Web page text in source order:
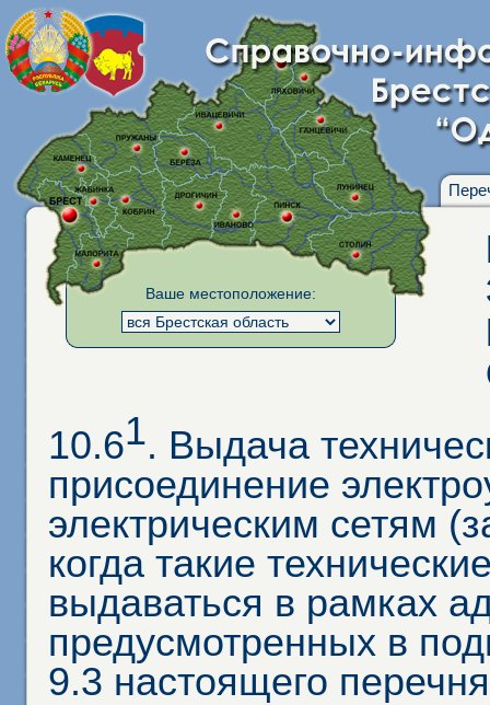
Ваше местоположение:
10.61. Выдача
присоединение
электрическим сетям
когда такие
выдаваться в рамках
предусмотренных в
9.3 настоящего